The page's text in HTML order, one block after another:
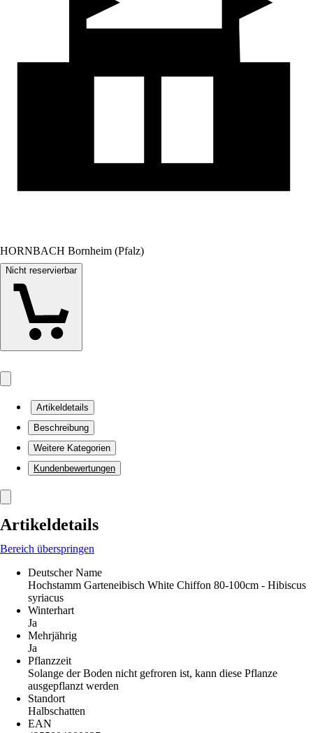
HORNBACH Bornheim (Pfalz)
Nicht reservierbar
Artikeldetails
Beschreibung
Weitere Kategorien
Kundenbewertungen
Artikeldetails
Bereich überspringen
Deutscher Name
Hochstamm Garteneibisch White Chiffon 80-100cm - Hibiscus
syriacus
Winterhart
Ja
Mehrjährig
Ja
Pflanzzeit
Solange der Boden nicht gefroren ist, kann diese Pflanze
ausgepflanzt werden
Standort
Halbschatten
EAN